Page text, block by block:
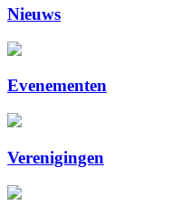
Nieuws
Evenementen
Verenigingen